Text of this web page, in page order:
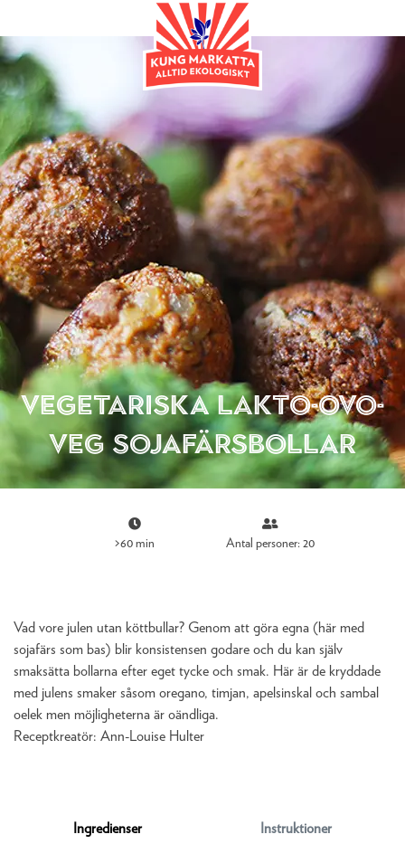
Vegetariska lakto-ovo-
veg sojafärsbollar
Huvudrätt
>60 min Antal personer: 20
Vad vore julen utan köttbullar? Genom att göra egna (här med
sojafärs som bas) blir konsistensen godare och du kan själv
smaksätta bollarna efter eget tycke och smak. Här är de kryddade
med julens smaker såsom oregano, timjan, apelsinskal och sambal
oelek men möjligheterna är oändliga.
Receptkreatör: Ann-Louise Hulter
Ingredienser Instruktioner